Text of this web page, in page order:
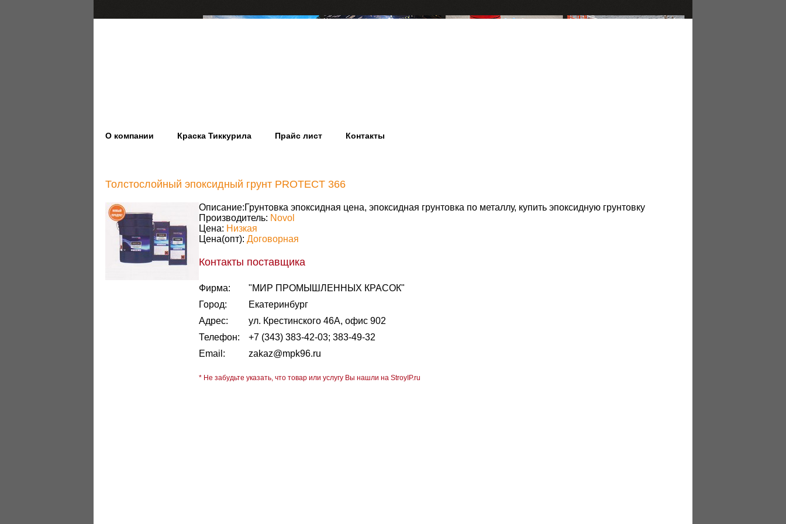
О компании Краска Тиккурила Прайс лист Контакты
Толстослойный эпоксидный грунт PROTECT 366
Описание:Грунтовка эпоксидная цена, эпоксидная грунтовка по металлу, купить эпоксидную грунтовку
Производитель: Novol
Цена: Низкая
Цена(опт): Договорная
Контакты поставщика
Фирма:
"МИР ПРОМЫШЛЕННЫХ КРАСОК"
Город:
Екатеринбург
Адрес:
ул. Крестинского 46А, офис 902
Телефон:
+7 (343) 383-42-03; 383-49-32
Email:
zakaz@mpk96.ru
* Не забудьте указать, что товар или услугу Вы нашли на StroyIP.ru